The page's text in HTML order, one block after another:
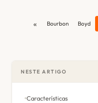
« Bourbon Boyd
NESTE ARTIGO
Características